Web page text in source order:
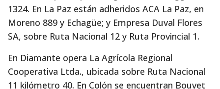
1324. En La Paz están adheridos ACA La Paz, en
Moreno 889 y Echagüe; y Empresa Duval Flores
SA, sobre Ruta Nacional 12 y Ruta Provincial 1.
En Diamante opera La Agrícola Regional
Cooperativa Ltda., ubicada sobre Ruta Nacional
11 kilómetro 40. En Colón se encuentran Bouvet